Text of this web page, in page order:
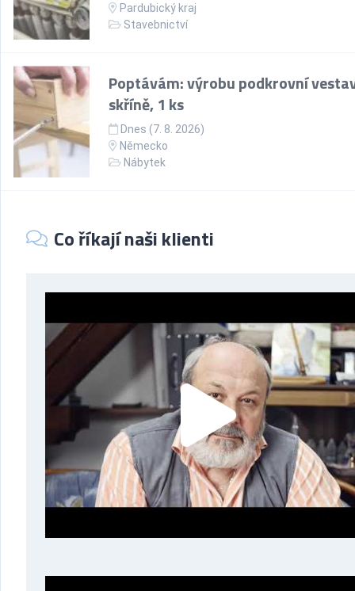
Pardubický kraj
Stavebnictví
Poptávám: výrobu podkrovní
skříně, 1 ks
Dnes (7. 8. 2026)
Německo
Nábytek
Co říkají naši klienti